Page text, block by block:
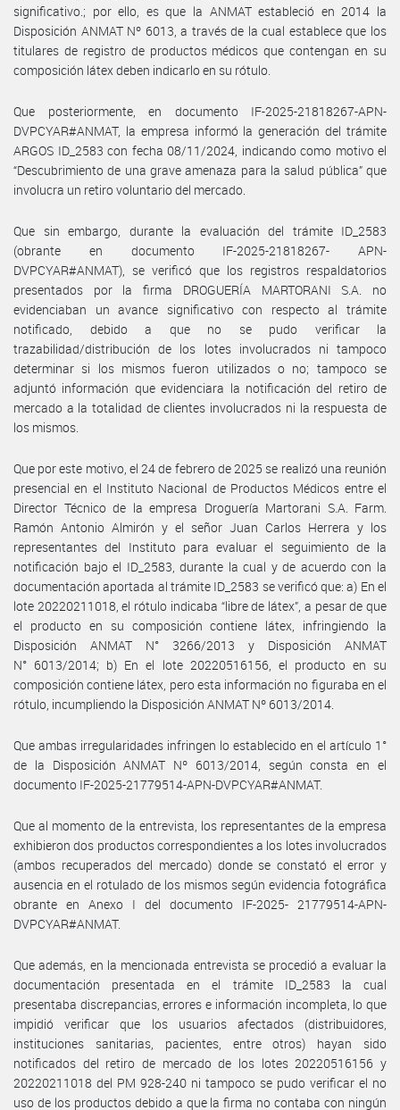
significativo.; por ello, es que la ANMAT estableció en 2014 la
Disposición ANMAT Nº 6013, a través de la cual establece que los
titulares de registro de productos médicos que contengan en su
composición látex deben indicarlo en su rótulo.
Que posteriormente, en documento IF-2025-21818267-APN-
DVPCYAR#ANMAT, la empresa informó la generación del trámite
ARGOS ID_2583 con fecha 08/11/2024, indicando como motivo el
“Descubrimiento de una grave amenaza para la salud pública” que
involucra un retiro voluntario del mercado.
Que sin embargo, durante la evaluación del trámite ID_2583
(obrante en documento IF-2025-21818267- APN-
DVPCYAR#ANMAT), se verificó que los registros respaldatorios
presentados por la firma DROGUERÍA MARTORANI S.A. no
evidenciaban un avance significativo con respecto al trámite
notificado, debido a que no se pudo verificar la
trazabilidad/distribución de los lotes involucrados ni tampoco
determinar si los mismos fueron utilizados o no; tampoco se
adjuntó información que evidenciara la notificación del retiro de
mercado a la totalidad de clientes involucrados ni la respuesta de
los mismos.
Que por este motivo, el 24 de febrero de 2025 se realizó una reunión
presencial en el Instituto Nacional de Productos Médicos entre el
Director Técnico de la empresa Droguería Martorani S.A. Farm.
Ramón Antonio Almirón y el señor Juan Carlos Herrera y los
representantes del Instituto para evaluar el seguimiento de la
notificación bajo el ID_2583, durante la cual y de acuerdo con la
documentación aportada al trámite ID_2583 se verificó que: a) En el
lote 20220211018, el rótulo indicaba “libre de látex”, a pesar de que
el producto en su composición contiene látex, infringiendo la
Disposición ANMAT N° 3266/2013 y Disposición ANMAT
N° 6013/2014; b) En el lote 20220516156, el producto en su
composición contiene látex, pero esta información no figuraba en el
rótulo, incumpliendo la Disposición ANMAT Nº 6013/2014.
Que ambas irregularidades infringen lo establecido en el artículo 1°
de la Disposición ANMAT Nº 6013/2014, según consta en el
documento IF-2025-21779514-APN-DVPCYAR#ANMAT.
Que al momento de la entrevista, los representantes de la empresa
exhibieron dos productos correspondientes a los lotes involucrados
(ambos recuperados del mercado) donde se constató el error y
ausencia en el rotulado de los mismos según evidencia fotográfica
obrante en Anexo I del documento IF-2025- 21779514-APN-
DVPCYAR#ANMAT.
Que además, en la mencionada entrevista se procedió a evaluar la
documentación presentada en el trámite ID_2583 la cual
presentaba discrepancias, errores e información incompleta, lo que
impidió verificar que los usuarios afectados (distribuidores,
instituciones sanitarias, pacientes, entre otros) hayan sido
notificados del retiro de mercado de los lotes 20220516156 y
20220211018 del PM 928-240 ni tampoco se pudo verificar el no
uso de los productos debido a que la firma no contaba con ningún